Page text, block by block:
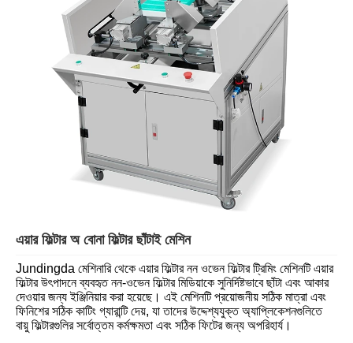
এয়ার ফিল্টার অ বোনা ফিল্টার ছাঁটাই মেশিন
Jundingda মেশিনারি থেকে এয়ার ফিল্টার নন ওভেন ফিল্টার ট্রিমিং মেশিনটি এয়ার
ফিল্টার উৎপাদনে ব্যবহৃত নন-ওভেন ফিল্টার মিডিয়াকে সুনির্দিষ্টভাবে ছাঁটা এবং আকার
দেওয়ার জন্য ইঞ্জিনিয়ার করা হয়েছে। এই মেশিনটি প্রয়োজনীয় সঠিক মাত্রা এবং
ফিনিশের সঠিক কাটিং গ্যারান্টি দেয়, যা তাদের উদ্দেশ্যযুক্ত অ্যাপ্লিকেশনগুলিতে
বায়ু ফিল্টারগুলির সর্বোত্তম কর্মক্ষমতা এবং সঠিক ফিটের জন্য অপরিহার্য।